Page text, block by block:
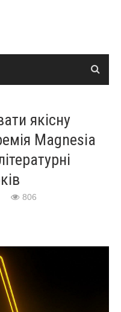
якісну
Magnesia
806